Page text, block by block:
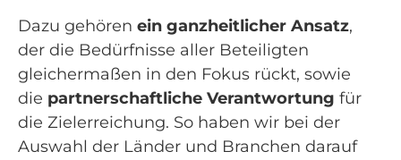
Dazu gehören ein ganzheitlicher Ansatz,
der die Bedürfnisse aller Beteiligten
gleichermaßen in den Fokus rückt, sowie
die partnerschaftliche Verantwortung für
die Zielerreichung. So haben wir bei der
Auswahl der Länder und Branchen darauf